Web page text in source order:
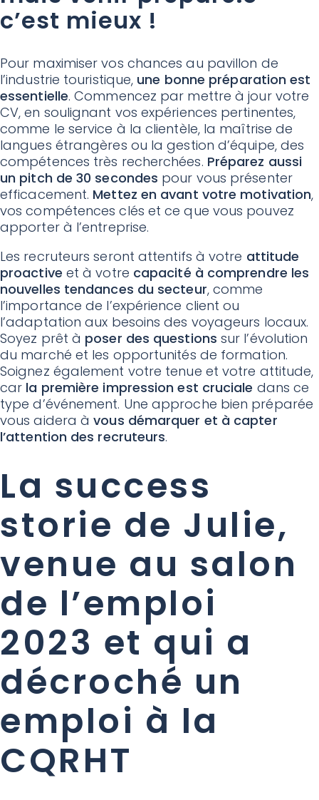
c’est mieux !
Pour maximiser vos chances au pavillon de
l’industrie touristique, une bonne préparation est
essentielle. Commencez par mettre à jour votre
CV, en soulignant vos expériences pertinentes,
comme le service à la clientèle, la maîtrise de
langues étrangères ou la gestion d’équipe, des
compétences très recherchées. Préparez aussi
un pitch de 30 secondes pour vous présenter
efficacement. Mettez en avant votre motivation,
vos compétences clés et ce que vous pouvez
apporter à l’entreprise.
Les recruteurs seront attentifs à votre attitude
proactive et à votre capacité à comprendre les
nouvelles tendances du secteur, comme
l’importance de l’expérience client ou
l’adaptation aux besoins des voyageurs locaux.
Soyez prêt à poser des questions sur l’évolution
du marché et les opportunités de formation.
Soignez également votre tenue et votre attitude,
car la première impression est cruciale dans ce
type d’événement. Une approche bien préparée
vous aidera àvous démarquer et à capter
l’attention des recruteurs.
La success
storie de Julie,
venue au salon
de l’emploi
2023 et qui a
décroché un
emploi à la
CQRHT